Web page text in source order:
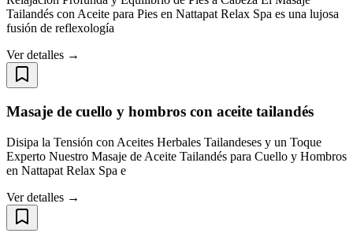
Tailandés con Aceite para Pies en Nattapat Relax Spa es una lujosa
fusión de reflexología
Ver detalles →
Masaje de cuello y hombros con aceite tailandés
Disipa la Tensión con Aceites Herbales Tailandeses y un Toque
Experto Nuestro Masaje de Aceite Tailandés para Cuello y Hombros
en Nattapat Relax Spa e
Ver detalles →